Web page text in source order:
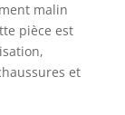
malin
pièce est
et